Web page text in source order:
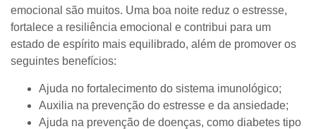
emocional são muitos. Uma boa noite reduz o estresse,
fortalece a resiliência emocional e contribui para um
estado de espírito mais equilibrado, além de promover os
seguintes benefícios:
Ajuda no fortalecimento do sistema imunológico;
Auxilia na prevenção do estresse e da ansiedade;
Ajuda na prevenção de doenças, como diabetes tipo